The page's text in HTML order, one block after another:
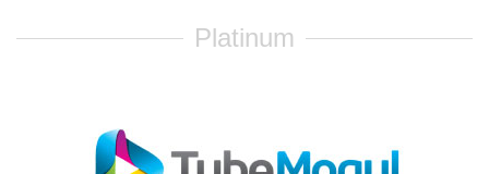
Platinum